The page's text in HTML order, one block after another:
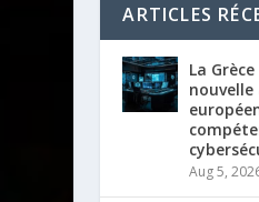
ARTICLES
La
Aug 5,